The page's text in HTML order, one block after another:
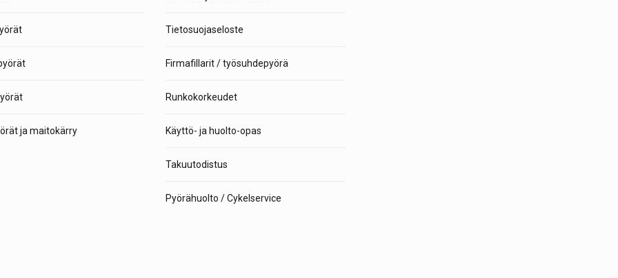
ja maitokärry
Tietosuojaseloste
Firmafillarit / työsuhdepyörä
Runkokorkeudet
Käyttö- ja huolto-opas
Takuutodistus
Pyörähuolto / Cykelservice